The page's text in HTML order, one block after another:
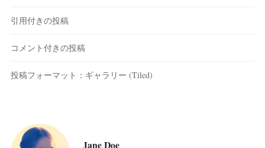
引用付きの投稿
コメント付きの投稿
投稿フォーマット：ギャラリー (Tiled)
Jane Doe